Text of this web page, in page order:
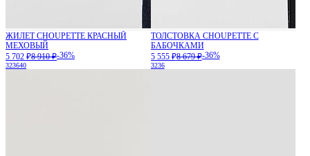
ЖИЛЕТ CHOUPETTE КРАСНЫЙ
МЕХОВЫЙ
5 702 ₽8 910 ₽-36%
323640
ТОЛСТОВКА CHOUPETTE С
БАБОЧКАМИ
5 555 ₽8 679 ₽-36%
3236